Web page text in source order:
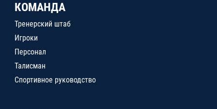
КОМАНДА
Тренерский штаб
Игроки
Персонал
Талисман
Спортивное руководство